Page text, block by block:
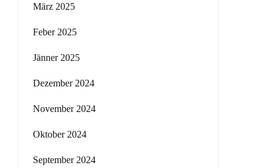
März 2025
Feber 2025
Jänner 2025
Dezember 2024
November 2024
Oktober 2024
September 2024